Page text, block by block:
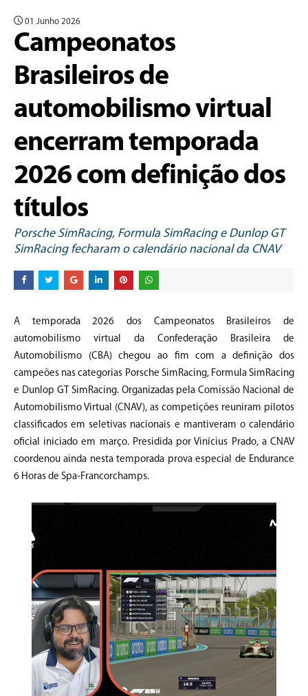
01 Junho 2026
Campeonatos
Brasileiros de
automobilismo virtual
encerram temporada
2026 com definição dos
títulos
Porsche SimRacing, Formula SimRacing e Dunlop GT
SimRacing fecharam o calendário nacional da CNAV
A temporada 2026 dos Campeonatos Brasileiros de
automobilismo virtual da Confederação Brasileira de
Automobilismo (CBA) chegou ao fim com a definição dos
campeões nas categorias Porsche SimRacing, Formula SimRacing
e Dunlop GT SimRacing. Organizadas pela Comissão Nacional de
Automobilismo Virtual (CNAV), as competições reuniram pilotos
classificados em seletivas nacionais e mantiveram o calendário
oficial iniciado em março. Presidida por Vinícius Prado, a CNAV
coordenou ainda nesta temporada prova especial de Endurance
6 Horas de Spa-Francorchamps.